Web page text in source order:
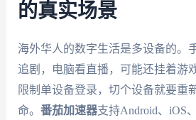
的真实场景
海外华人的数字生活是多设备的。
追剧，电脑看直播，可能还挂着游
限制单设备登录，切个设备就要重
命。 番茄加速器支持Android、iOS